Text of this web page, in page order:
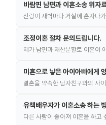
바람핀 남편과 이혼소송 위자
신랑이 새벽마다 거실에 혼자나
조정이혼 절차 문의드립니다.
제가 남편과 재산분할로 이혼이
미혼으로 낳은 아이아빠에게
결혼을 약속한 남자친구와의 사
유책배우자가 이혼소송 하는
다른 사람이 좋아져 이혼을 하고